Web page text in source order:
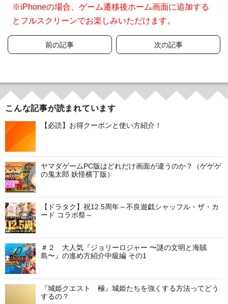
※iPhoneの場合、ゲーム遷移後ホーム画面に追加する
とフルスクリーンでお楽しみいただけます。
ナ
ビ
ゲ
ー
シ
ョ
ン
前の記事 次の記事
こんな記事が読まれています
【必読】お得クーポンと使い方紹介！
ヤマダゲームPC版はどれだけ画面が違うのか？（ゲゲゲ
の鬼太郎 妖怪横丁版）
【ドラタク】祝12.5周年～不良遊戯シャッフル・ザ・カ
ード コラボ祭～
＃２ 大人気『ジョリーロジャー 〜謎の文明と海賊
島〜』の進め方紹介中級編 その1
『城姫クエスト 極』城姫たちを強くする方法ってどう
するの？